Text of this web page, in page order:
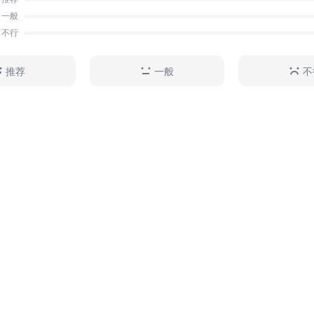
一般
不行
推荐 一般